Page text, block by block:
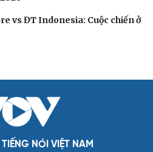
vs ĐT Indonesia: Cuộc chiến ở
NÓI VIỆT NAM